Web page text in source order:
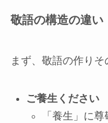
敬語の構造の違い
まず、敬語の作りそ
ご養生ください
「養生」に